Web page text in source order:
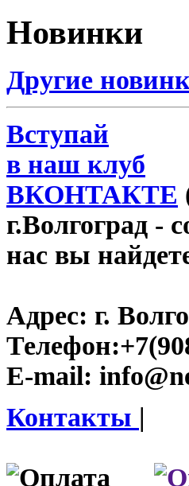
Новинки
Другие
Вступай
в наш клуб
ВКОНТАКТЕ
г.Волгоград -
нас вы
Адрес: г.
Телефон:
E-mail:
Контакты |